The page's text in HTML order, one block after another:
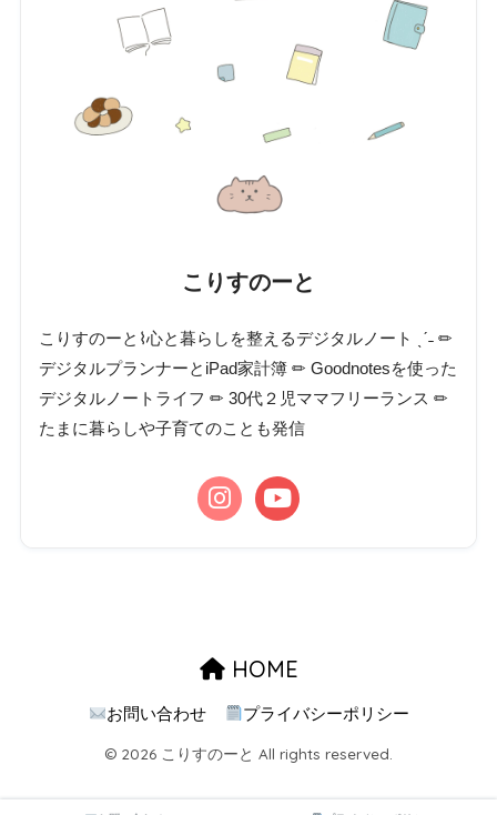
こりすのーと
こりすのーと⌇心と暮らしを整えるデジタルノート ˎˊ˗ ✏︎
デジタルプランナーとiPad家計簿 ✏︎ Goodnotesを使った
デジタルノートライフ ✏︎ 30代２児ママフリーランス ✏︎
たまに暮らしや子育てのことも発信
HOME
お問い合わせ プライバシーポリシー
© 2026 こりすのーと All rights reserved.